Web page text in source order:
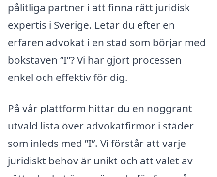
pålitliga partner i att finna rätt juridisk
expertis i Sverige. Letar du efter en
erfaren advokat i en stad som börjar med
bokstaven ”I”? Vi har gjort processen
enkel och effektiv för dig.
På vår plattform hittar du en noggrant
utvald lista över advokatfirmor i städer
som inleds med ”I”. Vi förstår att varje
juridiskt behov är unikt och att valet av